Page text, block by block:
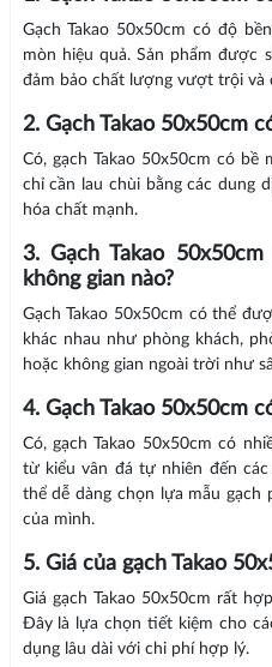
Gạch Takao 50x50cm có độ
mòn hiệu quả. Sản phẩm được
đảm bảo chất lượng vượt trội và
2. Gạch Takao 50x50cm
Có, gạch Takao 50x50cm có bề
chỉ cần lau chùi bằng các dung
hóa chất mạnh.
3. Gạch Takao
không gian nào?
Gạch Takao 50x50cm có thể
khác nhau như phòng khách,
hoặc không gian ngoài trời như
4. Gạch Takao 50x50cm
Có, gạch Takao 50x50cm có
từ kiểu vân đá tự nhiên đến
thể dễ dàng chọn lựa mẫu
của mình.
5. Giá của gạch Takao
Giá gạch Takao 50x50cm rất
Đây là lựa chọn tiết kiệm cho
dụng lâu dài với chi phí hợp lý.